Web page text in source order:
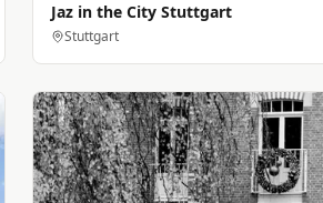
Jaz in the City Stuttgart
Stuttgart